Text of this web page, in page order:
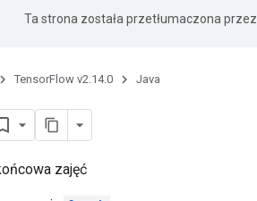
Ta strona została przetłumaczona przez
TensorFlow v2.14.0 Java
zajęć